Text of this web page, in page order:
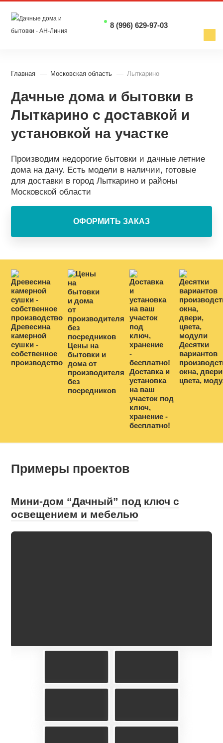
8 (996) 629-97-03
Главная Московская область Лыткарино
Дачные дома и бытовки в
Лыткарино с доставкой и
установкой на участке
Производим недорогие бытовки и дачные летние
дома на дачу. Есть модели в наличии, готовые
для доставки в город Лыткарино и районы
Московской области
Древесина
камерной
сушки -
собственное
производство
Цены на
бытовки и
дома от
производителя
без
посредников
Доставка и
установка
на ваш
участок под
ключ,
хранение -
бесплатно!
Десятки
вариантов
окна,
цвета,
Примеры проектов
Мини-дом “Дачный” под ключ с
освещением и мебелью